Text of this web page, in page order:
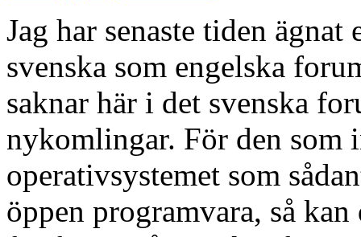
Jag har senaste tiden
svenska som engelska
saknar här i det svenska
nykomlingar. För den som
operativsystemet som
öppen programvara, så